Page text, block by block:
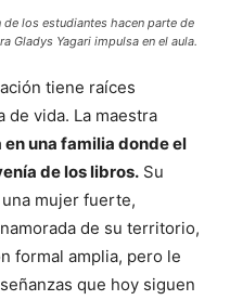
los estudiantes hacen parte de
Gladys Yagari impulsa en el aula.
tiene raíces
de vida. La maestra
una familia donde el
de los libros. Su
mujer fuerte,
de su territorio,
formal amplia, pero le
que hoy siguen